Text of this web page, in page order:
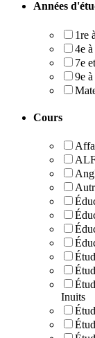
Années
1re
4e
7e
9e
Cours
Inuits